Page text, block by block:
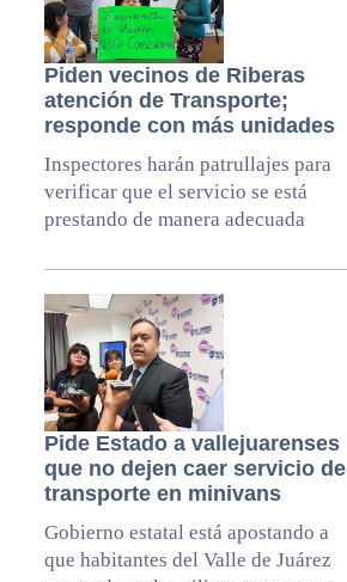
Piden vecinos de Riberas
atención de Transporte;
responde con más unidades
Inspectores harán patrullajes para
verificar que el servicio se está
prestando de manera adecuada
Pide Estado a vallejuarenses
que no dejen caer servicio de
transporte en minivans
Gobierno estatal está apostando a
que habitantes del Valle de Juárez